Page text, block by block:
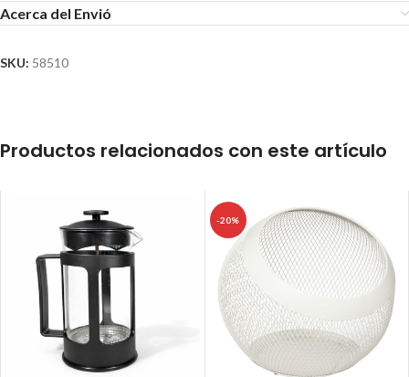
Acerca del Envió
SKU: 58510
Productos relacionados con este artículo
-20%